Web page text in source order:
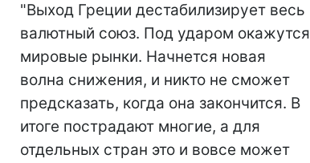
"Выход Греции дестабилизирует весь
валютный союз. Под ударом окажутся
мировые рынки. Начнется новая
волна снижения, и никто не сможет
предсказать, когда она закончится. В
итоге пострадают многие, а для
отдельных стран это и вовсе может